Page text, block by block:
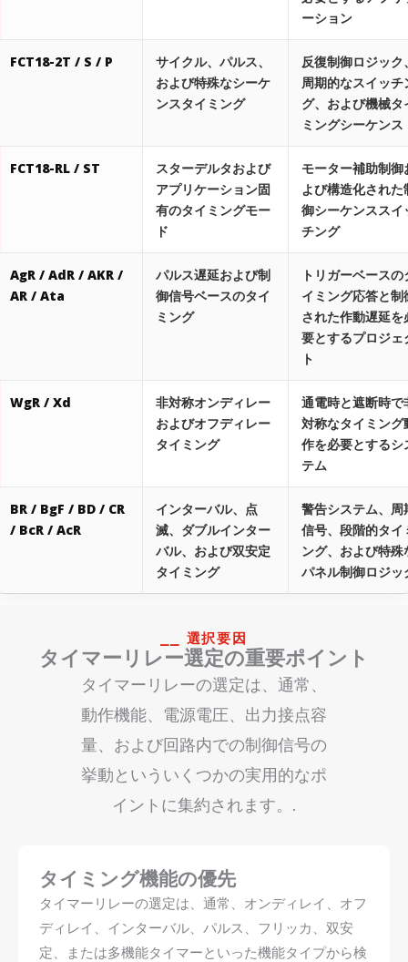
ーション
FCT18-2T / S / P
サイクル、パルス、
および特殊なシーケ
ンスタイミング
反復制御ロジック
周期的なスイッチ
グ、および機械タ
ミングシーケンス
FCT18-RL / ST
スターデルタおよび
アプリケーション固
有のタイミングモー
ド
モーター補助制御
よび構造化された
御シーケンススイ
チング
AgR / AdR / AKR /
AR / Ata
パルス遅延および制
御信号ベースのタイ
ミング
トリガーベースの
イミング応答と制
された作動遅延を
要とするプロジェ
ト
WgR / Xd
非対称オンディレー
およびオフディレー
タイミング
通電時と遮断時で
対称なタイミング
作を必要とするシ
テム
BR / BgF / BD / CR
/ BcR / AcR
インターバル、点
滅、ダブルインター
バル、および双安定
タイミング
警告システム、周
信号、段階的タイ
ング、および特殊
パネル制御ロジッ
⎯⎯ 選択要因
タイマーリレー選定の重要ポイント
タイマーリレーの選定は、通常、
動作機能、電源電圧、出力接点容
量、および回路内での制御信号の
挙動といういくつかの実用的なポ
イントに集約されます。.
タイミング機能の優先
タイマーリレーの選定は、通常、オンディレイ、オフ
ディレイ、インターバル、パルス、フリッカ、双安
定、または多機能タイマーといった機能タイプから検